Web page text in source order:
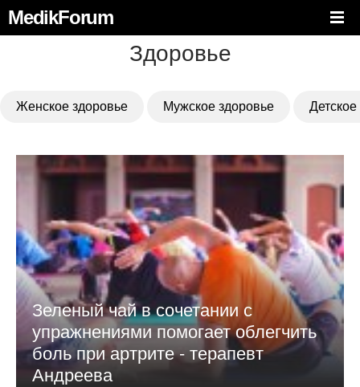
MedikForum
Здоровье
Женское здоровье Мужское здоровье
Зеленый чай в сочетании с
упражнениями помогает облегчить
боль при артрите - терапевт
Андреева